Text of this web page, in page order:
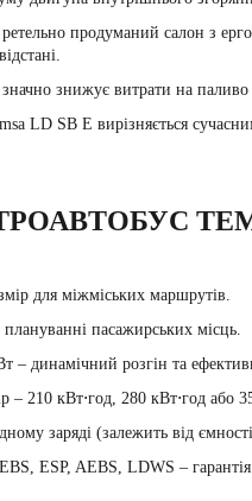
продуманий салон з
знижує витрати на
LD SB E вирізняється
для міжміських маршрутів.
пасажирських місць.
динамічний розгін та
– 210 кВт⋅год, 280 кВт⋅год або
заряді (залежить від
ESP, AEBS, LDWS – гарантія